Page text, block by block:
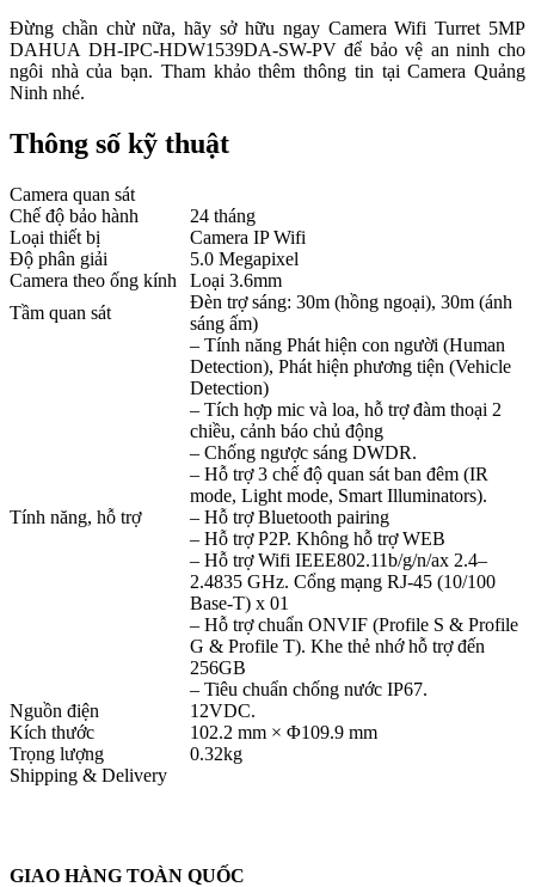
Đừng chần chừ nữa, hãy sở hữu ngay Camera Wifi Turret 5MP
DAHUA DH-IPC-HDW1539DA-SW-PV để bảo vệ an ninh cho
ngôi nhà của bạn. Tham khảo thêm thông tin tại Camera Quảng
Ninh nhé.
Thông số kỹ thuật
Camera quan sát
Chế độ bảo hành
24 tháng
Loại thiết bị
Camera IP Wifi
Độ phân giải
5.0 Megapixel
Camera theo ống kính
Loại 3.6mm
Tầm quan sát
Đèn trợ sáng: 30m (hồng ngoại), 30m (ánh
sáng ấm)
Tính năng, hỗ trợ
– Tính năng Phát hiện con người (Human
Detection), Phát hiện phương tiện (Vehicle
Detection)
– Tích hợp mic và loa, hỗ trợ đàm thoại 2
chiều, cảnh báo chủ động
– Chống ngược sáng DWDR.
– Hỗ trợ 3 chế độ quan sát ban đêm (IR
mode, Light mode, Smart Illuminators).
– Hỗ trợ Bluetooth pairing
– Hỗ trợ P2P. Không hỗ trợ WEB
– Hỗ trợ Wifi IEEE802.11b/g/n/ax 2.4–
2.4835 GHz. Cổng mạng RJ-45 (10/100
Base-T) x 01
– Hỗ trợ chuẩn ONVIF (Profile S & Profile
G & Profile T). Khe thẻ nhớ hỗ trợ đến
256GB
– Tiêu chuẩn chống nước IP67.
Nguồn điện
12VDC.
Kích thước
102.2 mm × Φ109.9 mm
Trọng lượng
0.32kg
Shipping & Delivery
GIAO HÀNG TOÀN QUỐC